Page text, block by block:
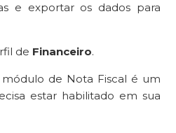
e exportar os dados para
de Financeiro.
de Nota Fiscal é um
estar habilitado em sua